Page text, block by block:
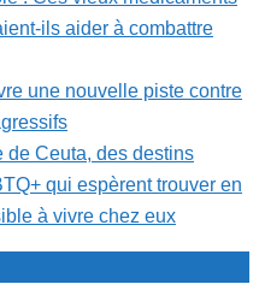
ils aider à combattre
une nouvelle piste contre
de Ceuta, des destins
qui espèrent trouver en
à vivre chez eux